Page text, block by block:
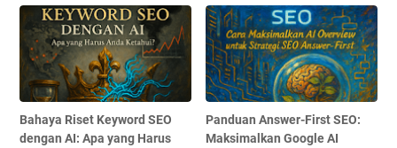
Bahaya Riset Keyword SEO
dengan AI: Apa yang Harus
Panduan Answer-First SEO:
Maksimalkan Google AI